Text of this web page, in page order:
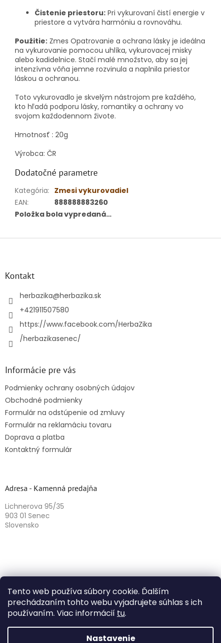
Tento web používa súbory cookie. Ďalším
prechádzaním tohto webu vyjadrujete súhlas s ich
používaním. Viac informácií tu.
Nastavenie
Čistenie priestoru: Pri vykurovaní čistí energie v
priestore a vytvára harmóniu a rovnováhu.
Použitie: Zmes Opatrovanie a ochrana lásky je ideálna
na vykurovanie pomocou uhlíka, vykurovacej misky
alebo kadidelnice. Stačí malé množstvo, aby sa jej
intenzívna vôňa jemne rozvinula a naplnila priestor
láskou a ochranou.
Toto vykurovadlo je skvelým nástrojom pre každého,
kto hľadá podporu lásky, romantiky a ochrany vo
svojom každodennom živote.
Hmotnosť : 20g
Výrobca: ČR
Dodatočné parametre
Kategória: Zmesi vykurovadiel
EAN:
888888883260
Položka bola vypredaná…
Kontakt
herbazika@herbazika.sk
+421911507580
https://www.facebook.com/HerbaZika
/herbazikasenec/
Informácie pre vás
Podmienky ochrany osobných údajov
Obchodné podmienky
Formulár na odstúpenie od zmluvy
Formulár na reklamáciu tovaru
Doprava a platba
Kontaktný formulár
Adresa - Kamenná predajňa
Lichnerova 95/35
903 01 Senec
Slovensko